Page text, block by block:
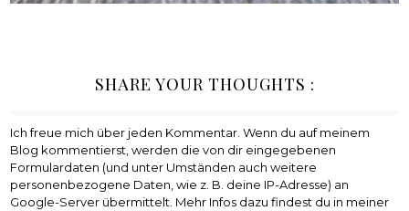
SHARE YOUR THOUGHTS :
Ich freue mich über jeden Kommentar. Wenn du auf meinem
Blog kommentierst, werden die von dir eingegebenen
Formulardaten (und unter Umständen auch weitere
personenbezogene Daten, wie z. B. deine IP-Adresse) an
Google-Server übermittelt. Mehr Infos dazu findest du in meiner